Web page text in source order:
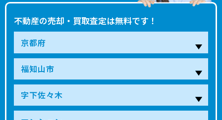
不動産の売却・買取査定は無料です！